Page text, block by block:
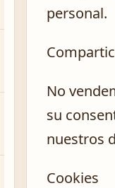
personal.
No
su
nuestros
Cookies